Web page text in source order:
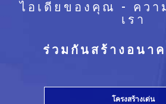
ไอเดียของคุณ - ควา
เรา
ร่วมกันสร้างอนา
โครงสร้างเด่น